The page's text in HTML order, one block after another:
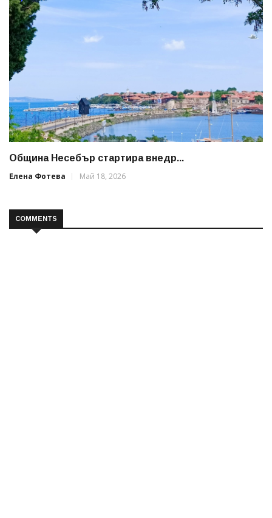
Община Несебър стартира внедр...
Елена Фотева
Май 18, 2026
COMMENTS